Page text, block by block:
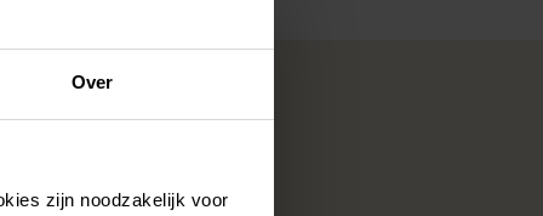
Over
zijn noodzakelijk voor